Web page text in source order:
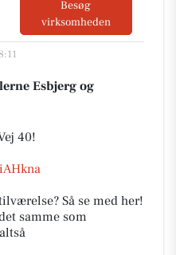
Besøg
virksomheden
Esbjerg og
40!
Så se med her!
samme som